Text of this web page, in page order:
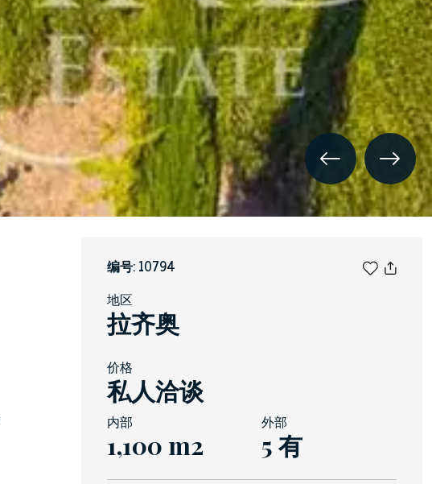
编号: 10794
地区
拉齐奥
价格
私人洽谈
内部
1,100 m2
外部
5 有